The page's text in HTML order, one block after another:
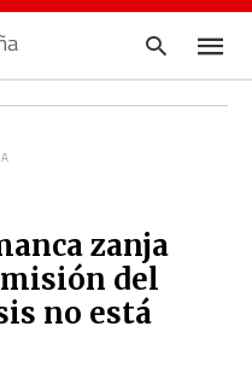
zanja
del
no está